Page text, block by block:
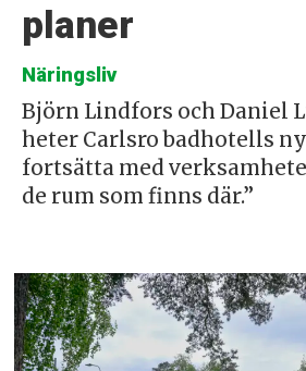
planer
Näringsliv
Björn Lindfors och Daniel
heter Carlsro badhotells
fortsätta med
de rum som finns där.”